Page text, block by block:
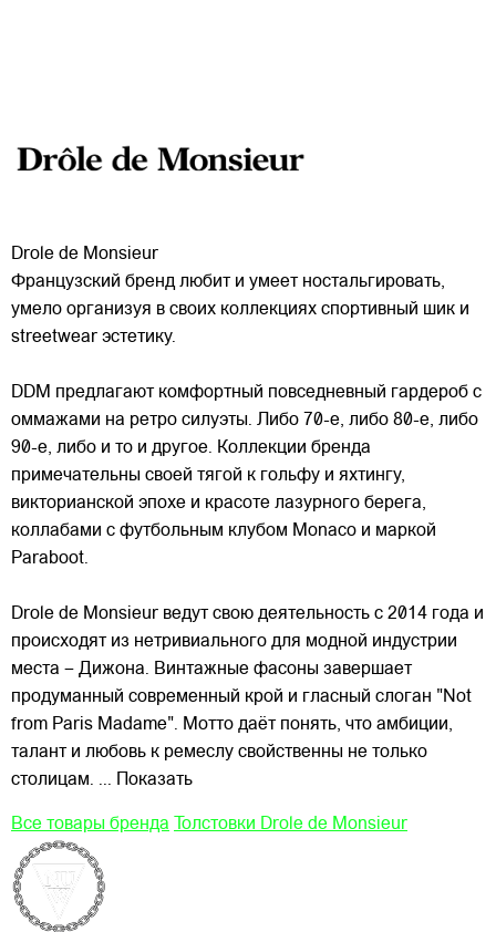
Drole de Monsieur
Французский бренд любит и умеет ностальгировать,
умело организуя в своих коллекциях спортивный шик и
streetwear эстетику.
DDM предлагают комфортный повседневный гардероб с
оммажами на ретро силуэты. Либо 70-е, либо 80-е, либо
90-е, либо и то и другое. Коллекции бренда
примечательны своей тягой к гольфу и яхтингу,
викторианской эпохе и красоте лазурного берега,
коллабами с футбольным клубом Monaco и маркой
Paraboot.
Drole de Monsieur ведут свою деятельность с 2014 года и
происходят из нетривиального для модной индустрии
места – Дижона. Винтажные фасоны завершает
продуманный современный крой и гласный слоган "Not
from Paris Madame". Мотто даёт понять, что амбиции,
талант и любовь к ремеслу свойственны не только
столицам. ... Показать
Все товары бренда Толстовки Drole de Monsieur